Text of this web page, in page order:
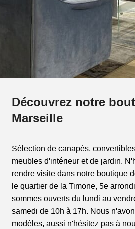
Découvrez notre
Marseille
Sélection de canapés,
meubles d'intérieur et de jardin.
rendre visite dans notre boutique
le quartier de la Timone, 5e
sommes ouverts du lundi au
samedi de 10h à 17h. Nous
modèles, aussi n'hésitez pas à